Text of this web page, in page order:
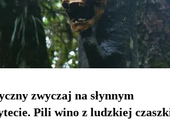
zwyczaj na słynnym
Pili wino z ludzkiej